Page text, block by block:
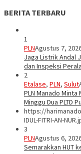
BERITA TERBARU
1
PLNAgustus 7,
Jaga Listrik Andal
dan Inspeksi
2
Etalase, PLN, Sulut
PLN Manado
Minggu Dua PLTD
https://
IDUL-FITRI-AN-
3
PLNAgustus 6,
Semarakkan HUT